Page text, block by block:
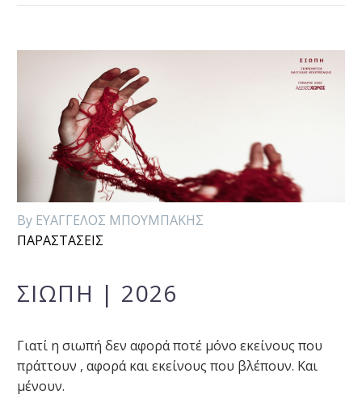
By ΕΥΑΓΓΕΛΟΣ ΜΠΟΥΜΠΑΚΗΣ
ΠΑΡΑΣΤΑΣΕΙΣ
ΣΙΩΠΗ | 2026
Γιατί η σιωπή δεν αφορά ποτέ μόνο εκείνους που
πράττουν , αφορά και εκείνους που βλέπουν. Και
μένουν.